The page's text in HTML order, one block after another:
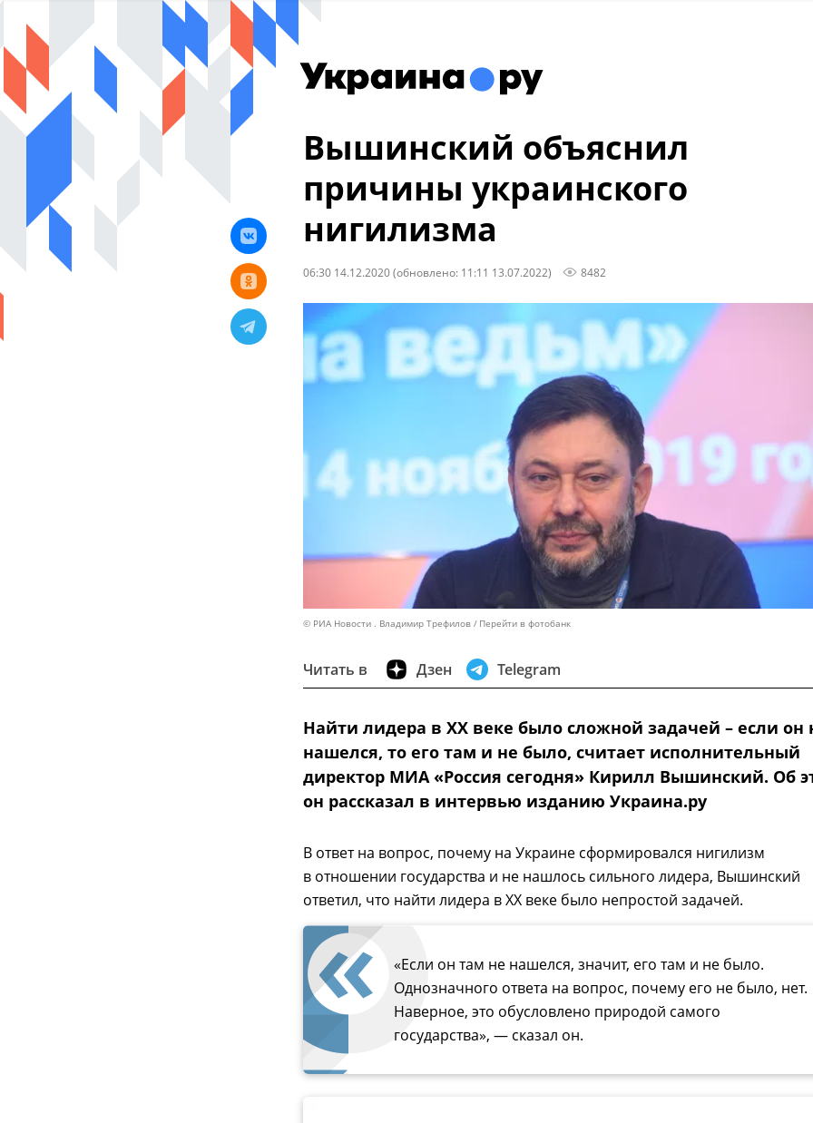
Вышинский объяснил
причины украинского
нигилизма
06:30 14.12.2020(обновлено: 11:11 13.07.2022) 8482
© РИА Новости . Владимир Трефилов Перейти в фотобанк
Читать в Дзен Telegram
Найти лидера в ХХ веке было сложной задачей – если он
нашелся, то его там и не было, считает исполнительный
директор МИА «Россия сегодня» Кирилл Вышинский. Об
он рассказал в интервью изданию Украина.ру
В ответ на вопрос, почему на Украине сформировался нигилизм
в отношении государства и не нашлось сильного лидера, Вышинский
ответил, что найти лидера в ХХ веке было непростой задачей.
«Если он там не нашелся, значит, его там и не было.
Однозначного ответа на вопрос, почему его не было, нет.
Наверное, это обусловлено природой самого
государства», — сказал он.